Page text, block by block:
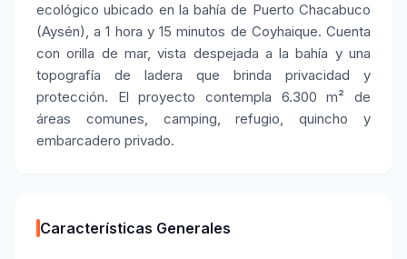
ecológico ubicado en la bahía de Puerto Chacabuco
(Aysén), a 1 hora y 15 minutos de Coyhaique. Cuenta
con orilla de mar, vista despejada a la bahía y una
topografía de ladera que brinda privacidad y
protección. El proyecto contempla 6.300 m² de
áreas comunes, camping, refugio, quincho y
embarcadero privado.
Características Generales